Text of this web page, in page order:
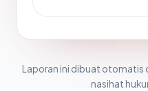
Laporan ini dibuat otomatis
nasihat